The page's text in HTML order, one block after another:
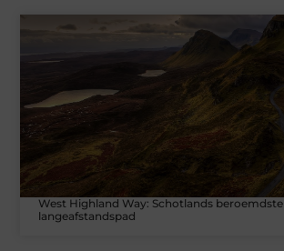
West Highland Way: Schotlands beroemdste
langeafstandspad